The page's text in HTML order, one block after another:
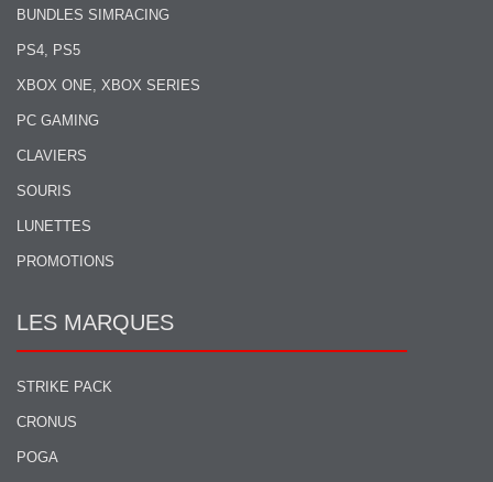
BUNDLES SIMRACING
PS4, PS5
XBOX ONE, XBOX SERIES
PC GAMING
CLAVIERS
SOURIS
LUNETTES
PROMOTIONS
LES MARQUES
STRIKE PACK
CRONUS
POGA